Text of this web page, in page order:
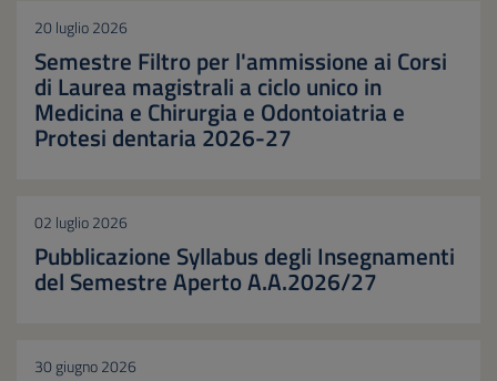
20 luglio 2026
Semestre Filtro per l'ammissione ai Corsi
di Laurea magistrali a ciclo unico in
Medicina e Chirurgia e Odontoiatria e
Protesi dentaria 2026-27
02 luglio 2026
Pubblicazione Syllabus degli Insegnamenti
del Semestre Aperto A.A.2026/27
30 giugno 2026